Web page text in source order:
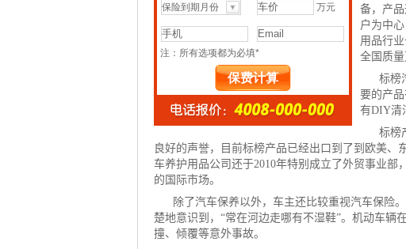
备，产
户为中
用品行
全国质量
标榜
要的产
有DIY清
标榜
良好的声誉，目前标榜产品已经出口到了到欧美
车养护用品公司还于2010年特别成立了外贸事业
的国际市场。
除了汽车保养以外，车主还比较重视汽车保险
楚地意识到，“常在河边走哪有不湿鞋”。机动车辆
撞、倾覆等意外事故。